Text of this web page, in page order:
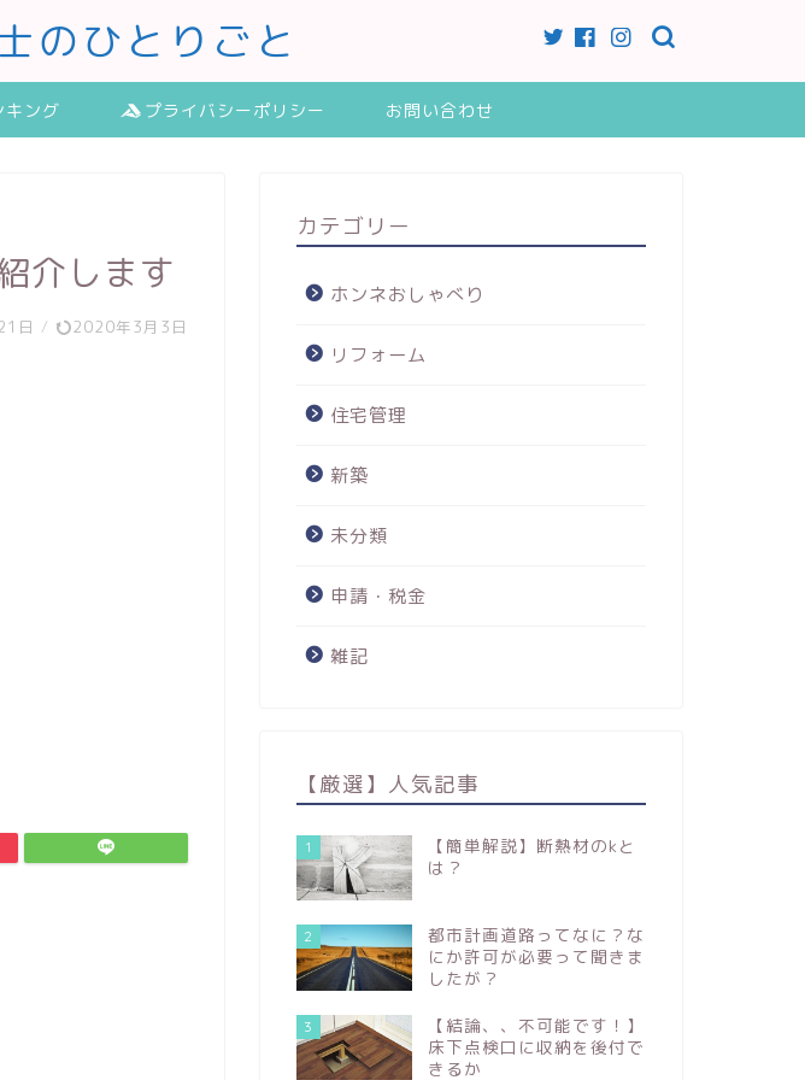
のひとりごと
キング プライバシーポリシー お問い合わせ
介します
日 / 2020年3月3日
カテゴリー
ホンネおしゃべり
リフォーム
住宅管理
新築
未分類
申請・税金
雑記
【厳選】人気記事
1
【簡単解説】断熱材のkと
は？
2
都市計画道路ってなに？な
にか許可が必要って聞きま
したが？
3
【結論、、不可能です！】
床下点検口に収納を後付で
きるか